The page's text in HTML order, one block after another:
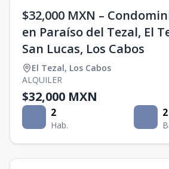
$32,000 MXN –
en Paraíso del Tezal, El
San Lucas, Los Cabos
El Tezal, Los Cabos
ALQUILER
$32,000 MXN
2
Hab.
2